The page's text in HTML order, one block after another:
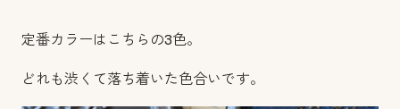
定番カラーはこちらの3色。
どれも渋くて落ち着いた色合いです。